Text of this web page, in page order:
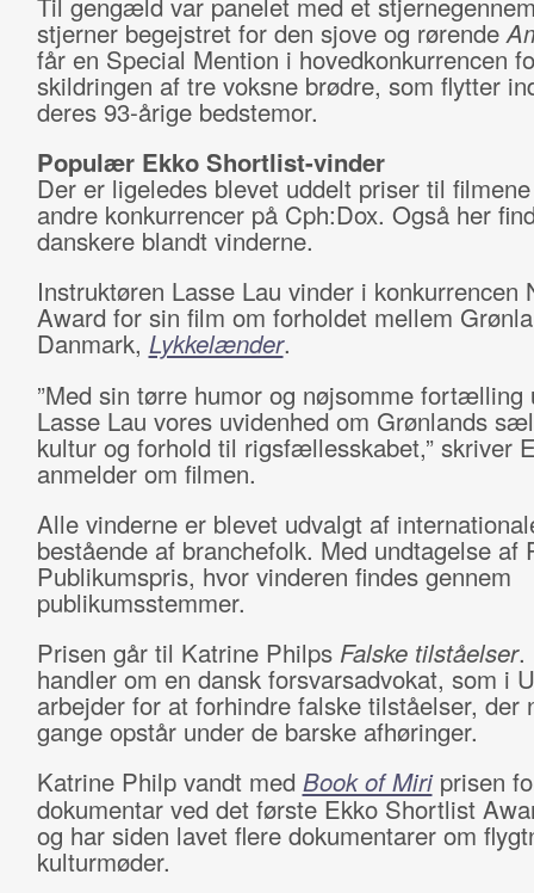
stjerner begejstret for den sjove og rørende
får en Special Mention i hovedkonkurrencen
skildringen af tre voksne brødre, som flytter
deres 93-årige bedstemor.
Populær Ekko Shortlist-vinder
Der er ligeledes blevet uddelt priser til
andre konkurrencer på Cph:Dox. Også her
danskere blandt vinderne.
Instruktøren Lasse Lau vinder i konkurrencen
Award for sin film om forholdet mellem
Danmark, Lykkelænder.
”Med sin tørre humor og nøjsomme fortælling
Lasse Lau vores uvidenhed om Grønlands
kultur og forhold til rigsfællesskabet,” skriver
anmelder om filmen.
Alle vinderne er blevet udvalgt af
bestående af branchefolk. Med undtagelse af
Publikumspris, hvor vinderen findes gennem
publikumsstemmer.
Prisen går til Katrine Philps Falske tilståelser.
handler om en dansk forsvarsadvokat, som i
arbejder for at forhindre falske tilståelser, der
gange opstår under de barske afhøringer.
Katrine Philp vandt med Book of Miriprisen
dokumentar ved det første Ekko Shortlist
og har siden lavet flere dokumentarer om
kulturmøder.